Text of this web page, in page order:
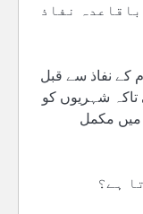
نفاذ
کے نفاذ سے قبل
شہریوں کو
مکمل
ہے؟